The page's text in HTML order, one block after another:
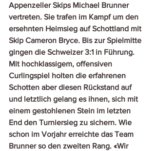
Appenzeller Skips Michael Brunner
vertreten. Sie trafen im Kampf um den
ersehnten Heimsieg auf Schottland mit
Skip Cameron Bryce. Bis zur Spielmitte
gingen die Schweizer 3:1 in Führung.
Mit hochklassigem, offensiven
Curlingspiel holten die erfahrenen
Schotten aber diesen Rückstand auf
und letztlich gelang es ihnen, sich mit
einem gestohlenen Stein im letzten
End den Turniersieg zu sichern. Wie
schon im Vorjahr erreichte das Team
Brunner so den zweiten Rang. «Wir